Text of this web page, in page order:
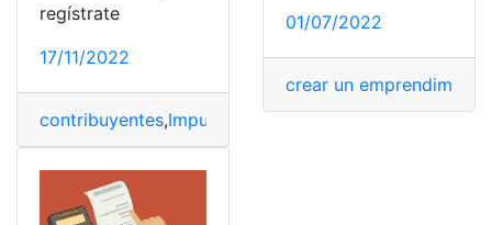
regístrate
17/11/2022
contribuyentes,Impuesto al Valor Agregado
01/07/2022
crear un